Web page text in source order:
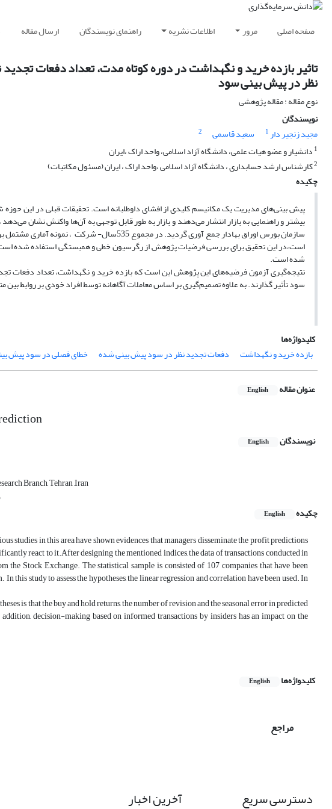
صفحه اصلی مرور اطلاعات نشریه راهنمای نویسندگان ارسال مقاله
تاثیر بازده خرید و نگهداشت در دوره کوتاه مدت، تعداد دفعات
نظر در پیش بینی سود
نوع مقاله : مقاله پژوهشی
نویسندگان
مجید زنجیر دار1 سعید قاسمی
2
1 دانشیار و عضو هیات علمی، دانشگاه آزاد اسلامی، واحد اراک ،ایران
2کارشناس ارشد حسابداری ، دانشگاه آزاد اسلامی ،واحد اراک ، ایران (مسئول مکاتبات)
چکیده
پیش بینی‌های مدیریت یک مکانیسم کلیدی از افشای داوطلبانه است. تحقیقات قبلی در این
شده است.
نتیجه‌گیری آزمون فرضیه‌های این پژوهش این است که بازده خرید و نگهداشت، تعداد دفعات
سود تأثیر گذارند. به علاوه تصمیم‌گیری بر اساس معاملات آگاهانه توسط افراد خودی بر روابط بین
کلیدواژه‌ها
بازده خرید و نگهداشت
دفعات تجدید نظر در سود پیش بینی شده خطای فصلی در سود پیش
عنوان مقاله English
نویسندگان English
Branch, Tehran ,Iran
چکیده
English
studies in this area have shown evidences that managers disseminate the profit predictions
react to it.After designing the mentioned indices, the data of transactions conducted in
Stock Exchange. The statistical sample is consisted of 107 companies that have been
study to assess the hypotheses, the linear regression and correlation have been used. In
is that the buy and hold returns, the number of revision and the seasonal error in predicted
decision-making based on informed transactions by insiders has an impact on the
کلیدواژه‌ها English
مراجع
دسترسی سریع آخرین اخبار